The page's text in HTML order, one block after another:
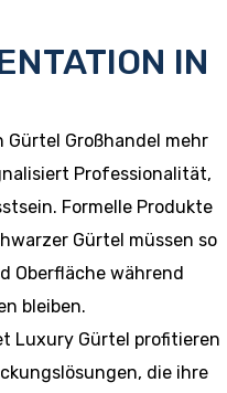
IN
Gürtel Großhandel mehr
Professionalität,
Formelle Produkte
Gürtel müssen so
Oberfläche während
bleiben.
Luxury Gürtel profitieren
die ihre